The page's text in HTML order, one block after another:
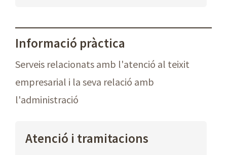
Informació pràctica
Serveis relacionats amb l'atenció al teixit
empresarial i la seva relació amb
l'administració
Atenció i tramitacions